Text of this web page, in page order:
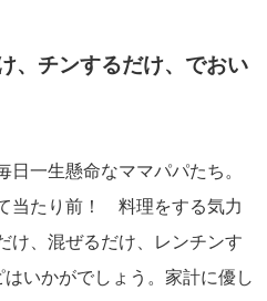
、チンするだけ、でおい
一生懸命なママパパたち。
当たり前！ 料理をする気力
け、混ぜるだけ、レンチンす
いかがでしょう。家計に優し